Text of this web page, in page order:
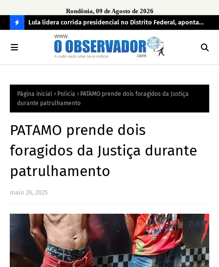
Rondônia, 09 de Agosto de 2026
O
R
Lula lidera corrida presidencial no Distrito Federal, aponta
pesquisa; Flávio Bolsonaro aparece em segundo
Página inicial Policia
PATAMO prende dois foragidos da Justiça
durante patrulhamento
PATAMO prende dois
foragidos da Justiça durante
patrulhamento
maio 26, 2025